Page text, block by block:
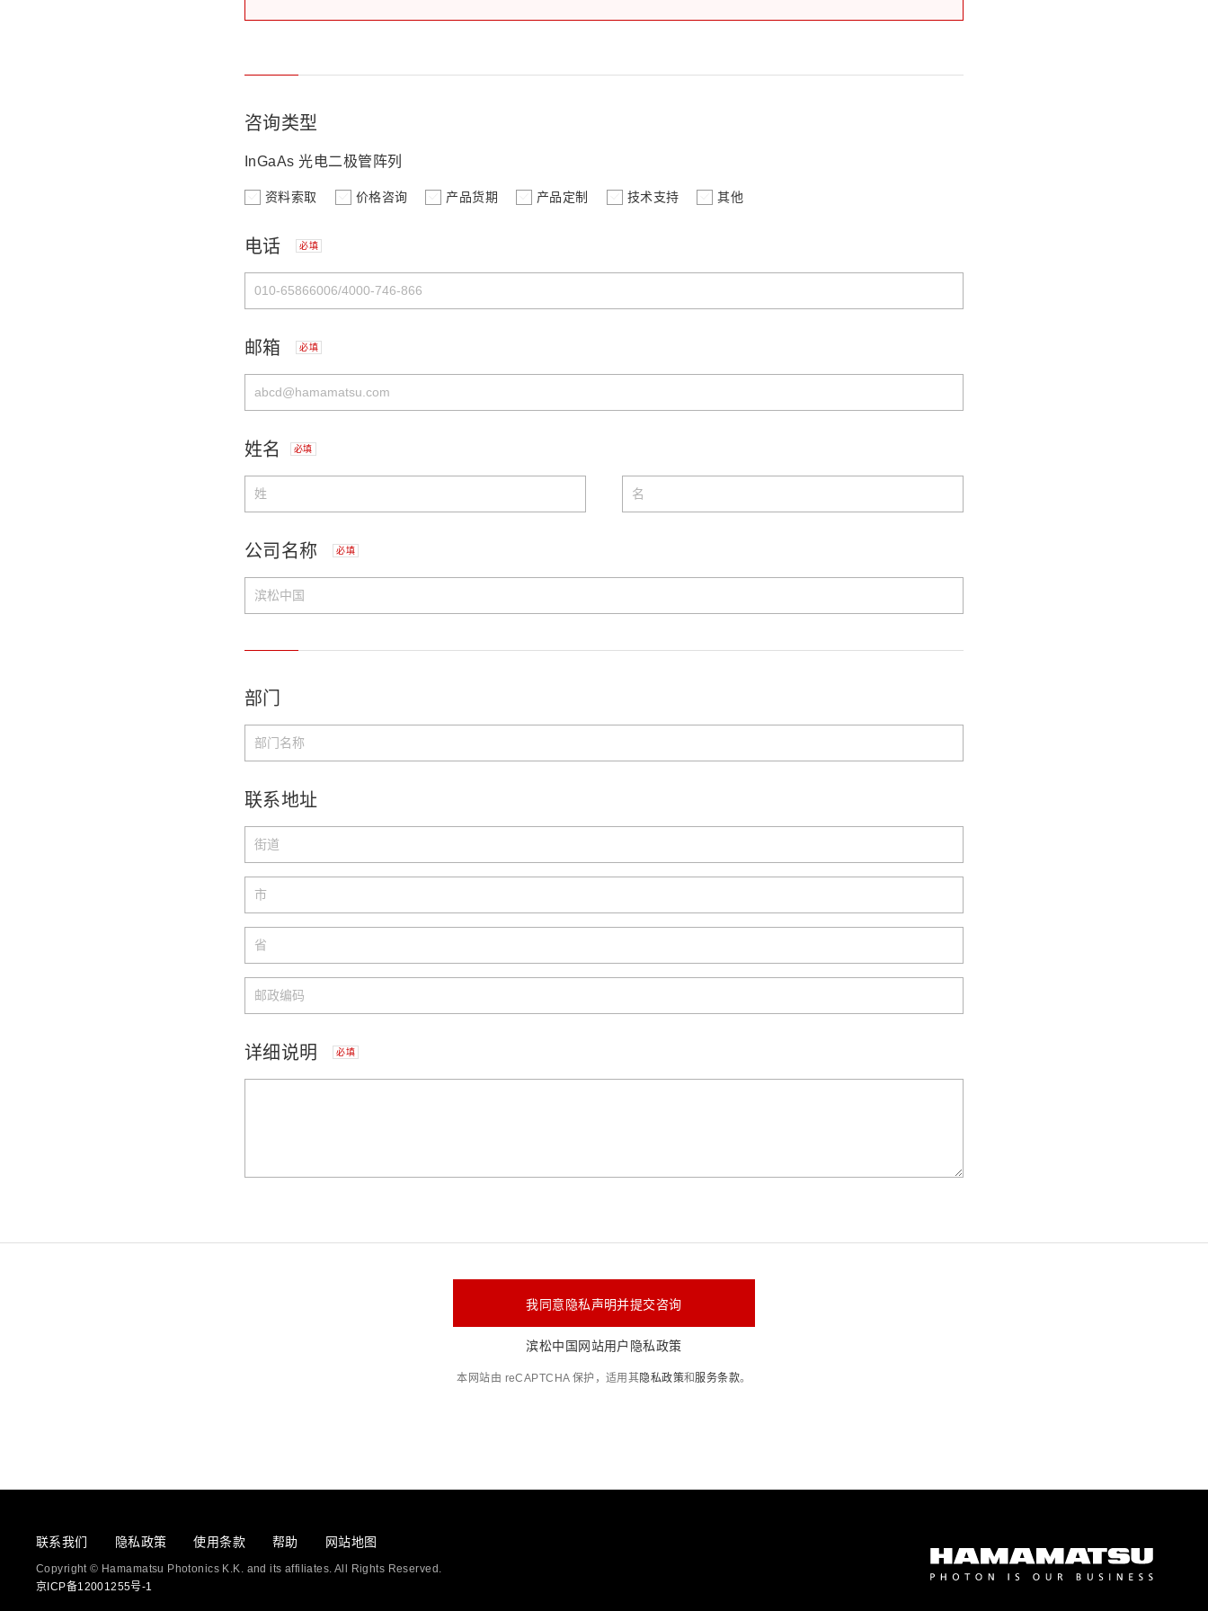
咨询类型
InGaAs 光电二极管阵列
资料索取 价格咨询 产品货期 产品定制 技术支持 其他
电话 必填
邮箱 必填
姓名 必填
公司名称 必填
部门
联系地址
详细说明 必填
我同意隐私声明并提交咨询
滨松中国网站用户隐私政策
本网站由 reCAPTCHA 保护，适用其隐私政策和服务条款。
联系我们 隐私政策 使用条款 帮助 网站地图
Copyright © Hamamatsu Photonics K.K. and its affiliates. All Rights Reserved.
京ICP备12001255号-1